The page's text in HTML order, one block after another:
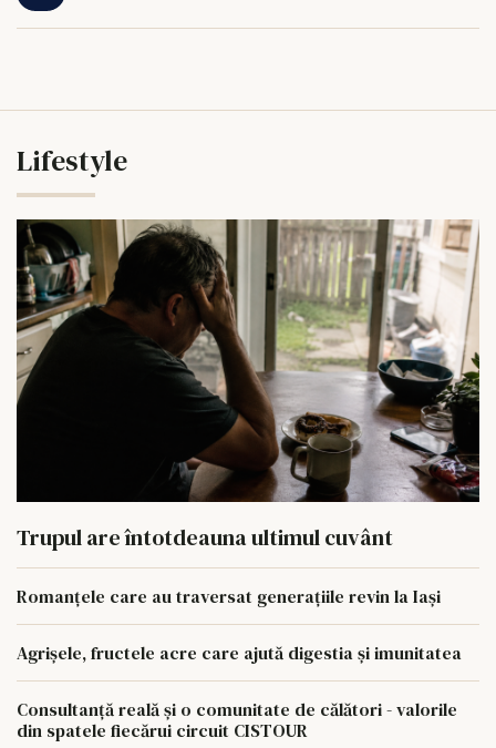
Lifestyle
Trupul are întotdeauna ultimul cuvânt
Romanțele care au traversat generațiile revin la Iași
Agrișele, fructele acre care ajută digestia și imunitatea
Consultanță reală și o comunitate de călători - valorile
din spatele fiecărui circuit CISTOUR